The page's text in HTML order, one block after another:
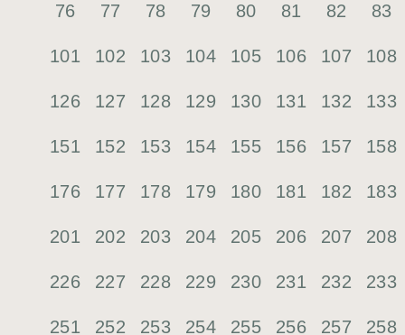
76 77 78 79 80 81 82 83
101 102 103 104 105 106 107 108
126 127 128 129 130 131 132 133
151 152 153 154 155 156 157 158
176 177 178 179 180 181 182 183
201 202 203 204 205 206 207 208
226 227 228 229 230 231 232 233
251 252 253 254 255 256 257 258